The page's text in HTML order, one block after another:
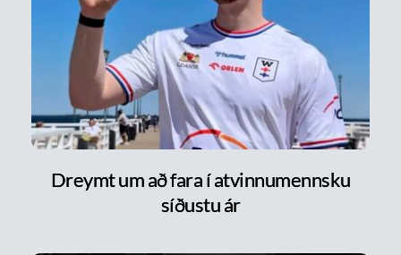
Dreymt um að fara í atvinnumennsku
síðustu ár